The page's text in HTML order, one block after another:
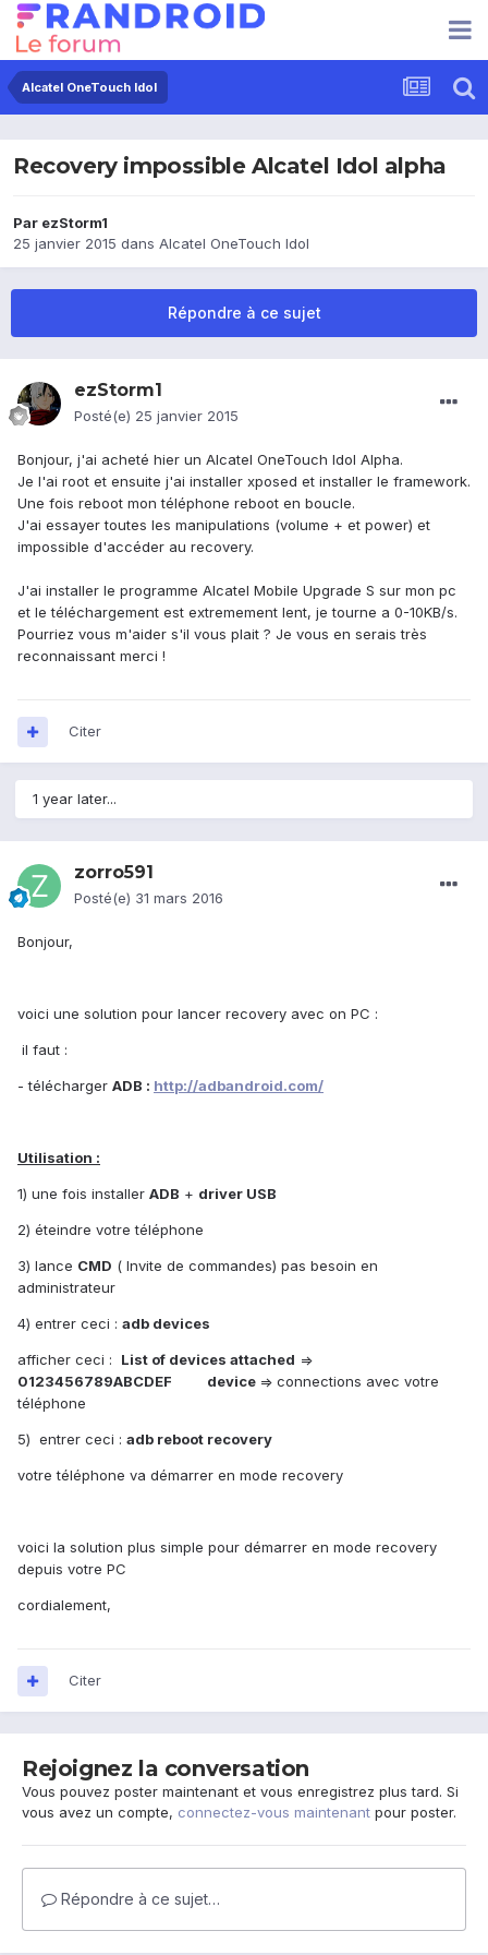
Alcatel OneTouch Idol
Recovery impossible Alcatel Idol alpha
Par ezStorm1
25 janvier 2015 dans Alcatel OneTouch Idol
Répondre à ce sujet
ezStorm1
Posté(e) 25 janvier 2015
Bonjour, j'ai acheté hier un Alcatel OneTouch Idol Alpha.
Je l'ai root et ensuite j'ai installer xposed et installer le framework.
Une fois reboot mon téléphone reboot en boucle.
J'ai essayer toutes les manipulations (volume + et power) et
impossible d'accéder au recovery.
J'ai installer le programme Alcatel Mobile Upgrade S sur mon pc
et le téléchargement est extremement lent, je tourne a 0-10KB/s.
Pourriez vous m'aider s'il vous plait ? Je vous en serais très
reconnaissant merci !
Citer
1 year later...
zorro591
Posté(e) 31 mars 2016
Bonjour,
voici une solution pour lancer recovery avec on PC :
il faut :
- télécharger ADB : http://adbandroid.com/
Utilisation :
1) une fois installer ADB + driver USB
2) éteindre votre téléphone
3) lance CMD ( Invite de commandes) pas besoin en
administrateur
4) entrer ceci : adb devices
afficher ceci : List of devices attached =>
0123456789ABCDEF
device => connections avec votre
téléphone
5) entrer ceci : adb reboot recovery
votre téléphone va démarrer en mode recovery
voici la solution plus simple pour démarrer en mode recovery
depuis votre PC
cordialement,
Citer
Rejoignez la conversation
Vous pouvez poster maintenant et vous enregistrez plus tard. Si
vous avez un compte, connectez-vous maintenant pour poster.
Répondre à ce sujet…